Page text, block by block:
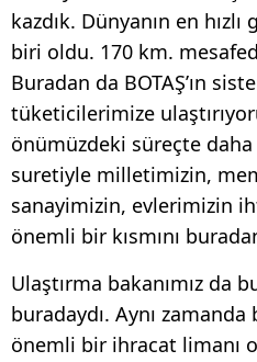
kazdık. Dünyanın en
biri oldu. 170 km.
Buradan da BOTAŞ’ın
tüketicilerimize
önümüzdeki süreçte daha
suretiyle milletimizin,
sanayimizin, evlerimizin
önemli bir kısmını
Ulaştırma bakanımız da
buradaydı. Aynı
önemli bir ihracat limanı